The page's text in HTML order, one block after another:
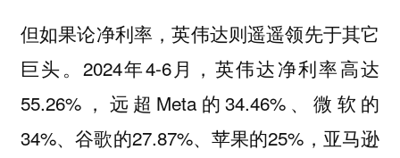
但如果论净利率，英伟达则遥遥领先于其它
巨头。2024年4-6月，英伟达净利率高达
55.26%，远超Meta的34.46%、微软的
34%、谷歌的27.87%、苹果的25%，亚马逊